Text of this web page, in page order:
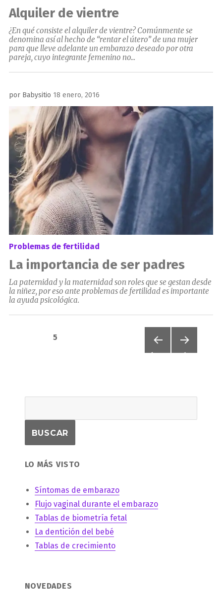
Alquiler de vientre
¿En qué consiste el alquiler de vientre? Comúnmente se
denomina así al hecho de “rentar el útero” de una mujer
para que lleve adelante un embarazo deseado por otra
pareja, cuyo integrante femenino no...
por Babysitio Publicado
el
18 enero, 2016
Problemas de fertilidad
La importancia de ser padres
La paternidad y la maternidad son roles que se gestan desde
la niñez, por eso ante problemas de fertilidad es importante
la ayuda psicológica.
Paginación
PÁGINA5
LO MÁS VISTO
Síntomas de embarazo
Flujo vaginal durante el embarazo
Tablas de biometría fetal
La dentición del bebé
Tablas de crecimiento
NOVEDADES